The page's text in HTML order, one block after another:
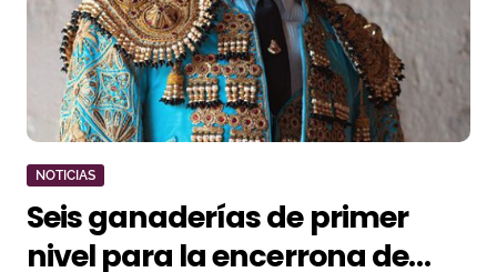
NOTICIAS
Seis ganaderías de primer
nivel para la encerrona de